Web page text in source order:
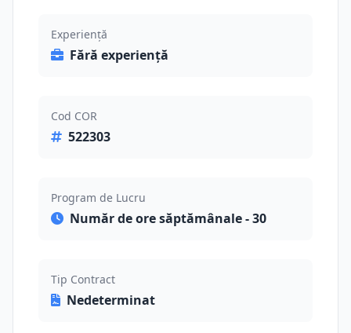
Experiență
Fără experiență
Cod COR
522303
Program de Lucru
Număr de ore săptămânale - 30
Tip Contract
Nedeterminat